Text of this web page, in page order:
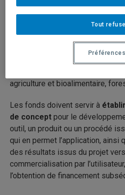
Description du programme
Afin de valoriser les
Fonds de recherche du
technologies (FRQNT)
ont uni
agriculture et bioalimentaire,
Les fonds doivent servir à
de concept pour le
outil, un produit ou un procédé
qui en permet l’application, ainsi
des résultats issus du projet
commercialisation par
l’obtention de financement
Tout
Préférences